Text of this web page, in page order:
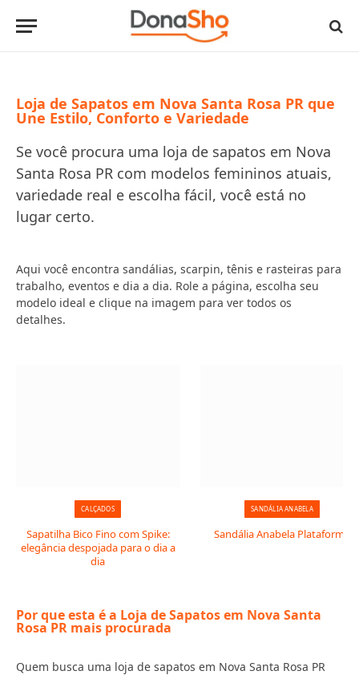
Loja de Sapatos em Nova Santa Rosa PR que
Une Estilo, Conforto e Variedade
Se você procura uma loja de sapatos em Nova
Santa Rosa PR com modelos femininos atuais,
variedade real e escolha fácil, você está no
lugar certo.
Aqui você encontra sandálias, scarpin, tênis e rasteiras para
trabalho, eventos e dia a dia. Role a página, escolha seu
modelo ideal e clique na imagem para ver todos os
detalhes.
CALÇADOS
Sapatilha Bico Fino com Spike:
elegância despojada para o dia a
dia
SANDÁLIA ANABELA
Sandália Anabela Plataforma
Por que esta é a Loja de Sapatos em Nova Santa
Rosa PR mais procurada
Quem busca uma loja de sapatos em Nova Santa Rosa PR